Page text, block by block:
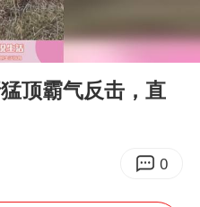
警收受10万获刑1年
国家气候中心：8月将有4轮高温过程，部分地区可达40℃～45℃
技 打新
00:11
顶霸气反击，直
0